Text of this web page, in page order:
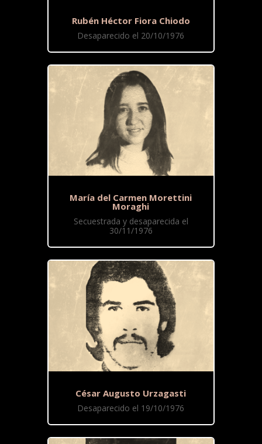
Rubén Héctor Fiora Chiodo
Desaparecido el 20/10/1976
María del Carmen Morettini
Moraghi
Secuestrada y desaparecida el
30/11/1976
César Augusto Urzagasti
Desaparecido el 19/10/1976